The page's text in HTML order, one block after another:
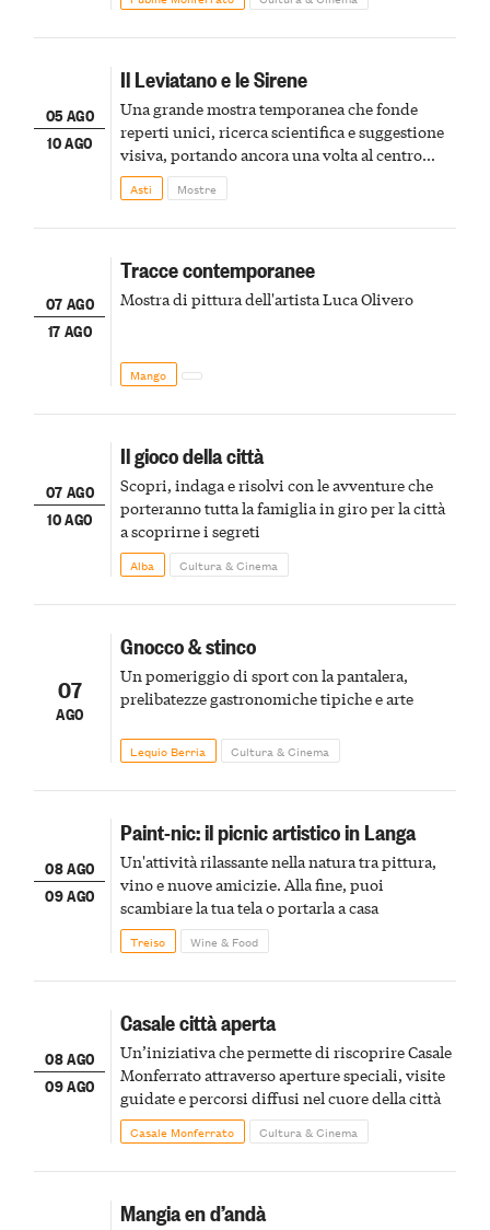
05 AGO
10 AGO
Il Leviatano e le Sirene
Una grande mostra temporanea che fonde
reperti unici, ricerca scientifica e suggestione
visiva, portando ancora una volta al centro
della scena le meraviglie del passato astigiano
Asti Mostre
07 AGO
17 AGO
Tracce contemporanee
Mostra di pittura dell'artista Luca Olivero
Mango
07 AGO
10 AGO
Il gioco della città
Scopri, indaga e risolvi con le avventure che
porteranno tutta la famiglia in giro per la città
a scoprirne i segreti
Alba Cultura & Cinema
07
AGO
Gnocco & stinco
Un pomeriggio di sport con la pantalera,
prelibatezze gastronomiche tipiche e arte
Lequio Berria Cultura & Cinema
08 AGO
09 AGO
Paint-nic: il picnic artistico in Langa
Un'attività rilassante nella natura tra pittura,
vino e nuove amicizie. Alla fine, puoi
scambiare la tua tela o portarla a casa
Treiso Wine & Food
08 AGO
09 AGO
Casale città aperta
Un’iniziativa che permette di riscoprire Casale
Monferrato attraverso aperture speciali, visite
guidate e percorsi diffusi nel cuore della città
Casale Monferrato Cultura & Cinema
Mangia en d’andà